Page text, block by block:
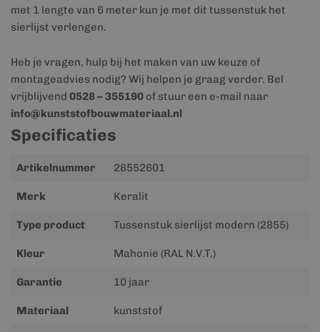
met 1 lengte van 6 meter kun je met dit tussenstuk het
sierlijst verlengen.
Heb je vragen, hulp bij het maken van uw keuze of
montageadvies nodig? Wij helpen je graag verder. Bel
vrijblijvend 0528 – 355190 of stuur een e-mail naar
info@kunststofbouwmateriaal.nl
Specificaties
Meer
Artikelnummer 28552601
Merk Keralit
Type product Tussenstuk sierlijst modern (2855)
Kleur Mahonie (RAL N.V.T.)
Garantie 10 jaar
Materiaal kunststof